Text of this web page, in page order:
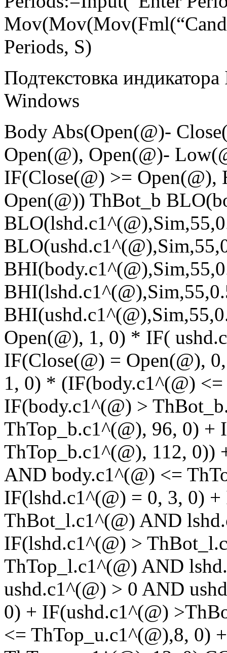
Periods, S)
Подтекстовка
Windows
Body Abs(Open(@)-
Open(@), Open(@)-
IF(Close(@) >=
Open(@)) ThBot_b
Open(@), 1, 0) * IF(
IF(Close(@) = Open(@),
1, 0) * (IF(body.c1^(@)
IF(body.c1^(@) >
ThTop_b.c1^(@), 96, 0) +
ThTop_b.c1^(@), 112, 0))
AND body.c1^(@) <=
IF(lshd.c1^(@) = 0, 3, 0)
ThBot_l.c1^(@) AND
IF(lshd.c1^(@) >
ThTop_l.c1^(@) AND
ushd.c1^(@) > 0 AND
0) + IF(ushd.c1^(@)
<= ThTop_u.c1^(@),8, 0)